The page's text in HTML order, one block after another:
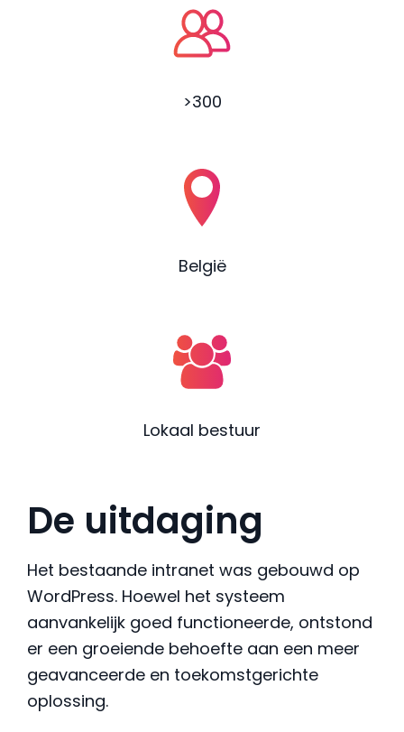
>300
België
Lokaal bestuur
De uitdaging
Het bestaande intranet was gebouwd op
WordPress. Hoewel het systeem
aanvankelijk goed functioneerde, ontstond
er een groeiende behoefte aan een meer
geavanceerde en toekomstgerichte
oplossing.